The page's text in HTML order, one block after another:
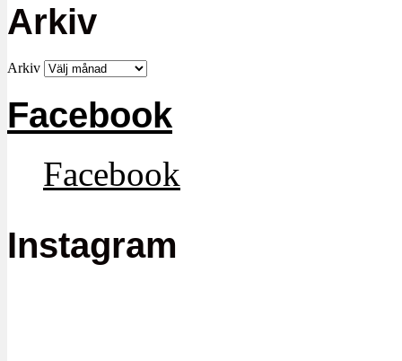
Arkiv
Arkiv
Facebook
Facebook
Instagram